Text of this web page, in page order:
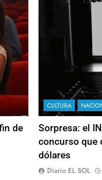
de
CULTURA
Sorpresa: el
concurso que
dólares
Diario EL SOL